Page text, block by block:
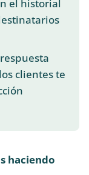
el historial
clientes te
haciendo